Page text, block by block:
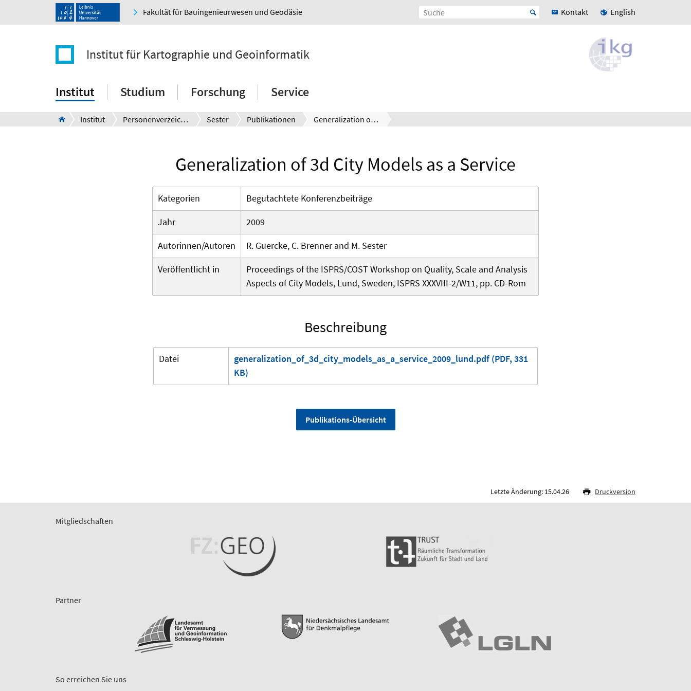
Fakultät für Bauingenieurwesen und Geodäsie Kontakt English
Institut für Kartographie und Geoinformatik
Institut Studium Forschung Service
Institut Personenverzeichnis Sester Publikationen Generalization of 3d City Models as a Service
Generalization of 3d City Models as a Service
Kategorien
Begutachtete Konferenzbeiträge
Jahr
2009
Autorinnen/Autoren
R. Guercke, C. Brenner and M. Sester
Veröffentlicht in
Proceedings of the ISPRS/COST Workshop on Quality, Scale and Analysis
Aspects of City Models, Lund, Sweden, ISPRS XXXVIII-2/W11, pp. CD-Rom
Beschreibung
Datei
generalization_of_3d_city_models_as_a_service_2009_lund.pdf (PDF, 331
KB)
Publikations-Übersicht
Letzte Änderung: 15.04.26 Druckversion
Mitgliedschaften
Partner
So erreichen Sie uns